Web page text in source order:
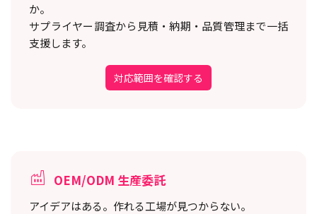
か。
サプライヤー調査から見積・納期・品質管理まで一括
支援します。
対応範囲を確認する
OEM/ODM 生産委託
アイデアはある。作れる工場が見つからない。